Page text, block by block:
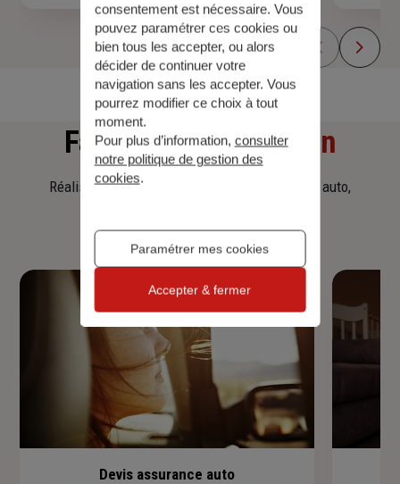
Faitesune simulation
Réalisez une simulation tarifaire d'assurance, auto,
Devis assurance auto
consentement est nécessaire. Vous
pouvez paramétrer ces cookies ou
bien tous les accepter, ou alors
décider de continuer votre
navigation sans les accepter. Vous
pourrez modifier ce choix à tout
moment.
Pour plus d’information, consulter
notre politique de gestion des
cookies.
Paramétrer mes cookies
Accepter & fermer